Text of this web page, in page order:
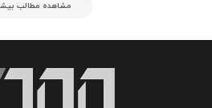
مشاهده مطالب